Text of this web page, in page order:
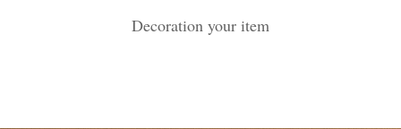
Decoration your item